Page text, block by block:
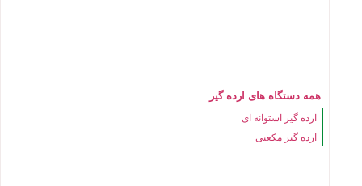
همه دستگاه های ارده گیر
ارده گیر استوانه ای
ارده گیر مکعبی